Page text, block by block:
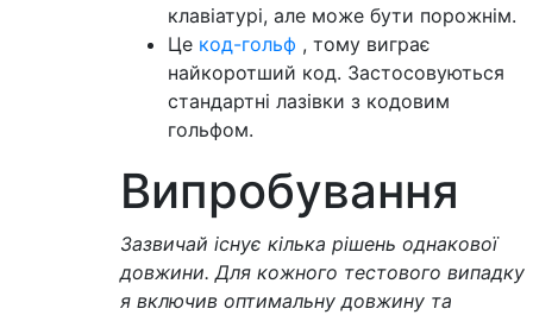
клавіатурі, але може бути порожнім.
Це код-гольф , тому виграє
найкоротший код. Застосовуються
стандартні лазівки з кодовим
гольфом.
Випробування
Зазвичай існує кілька рішень однакової
довжини. Для кожного тестового випадку
я включив оптимальну довжину та